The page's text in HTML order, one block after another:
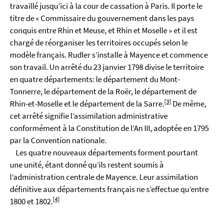
travaillé jusqu’ici à la cour de cassation à Paris. Il porte le
titre de « Commissaire du gouvernement dans les pays
conquis entre Rhin et Meuse, et Rhin et Moselle » et il est
chargé de réorganiser les territoires occupés selon le
modèle français. Rudler s’installe à Mayence et commence
son travail. Un arrêté du 23 janvier 1798 divise le territoire
en quatre départements: le département du Mont-
Tonnerre, le département de la Roër, le département de
Rhin-et-Moselle et le département de la Sarre.[3] De même,
cet arrêté signifie l’assimilation administrative
conformément à la Constitution de l’An III, adoptée en 1795
par la Convention nationale.
Les quatre nouveaux départements forment pourtant
une unité, étant donné qu’ils restent soumis à
l’administration centrale de Mayence. Leur assimilation
définitive aux départements français ne s’effectue qu’entre
1800 et 1802.[4]